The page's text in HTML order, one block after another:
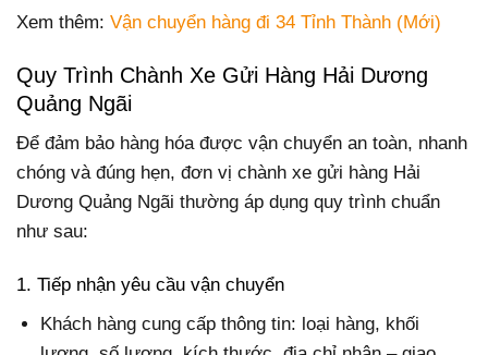
Xem thêm: Vận chuyển hàng đi 34 Tỉnh Thành (Mới)
Quy Trình Chành Xe Gửi Hàng Hải Dương
Quảng Ngãi
Để đảm bảo hàng hóa được vận chuyển an toàn, nhanh
chóng và đúng hẹn, đơn vị chành xe gửi hàng Hải
Dương Quảng Ngãi thường áp dụng quy trình chuẩn
như sau:
1. Tiếp nhận yêu cầu vận chuyển
Khách hàng cung cấp thông tin: loại hàng, khối